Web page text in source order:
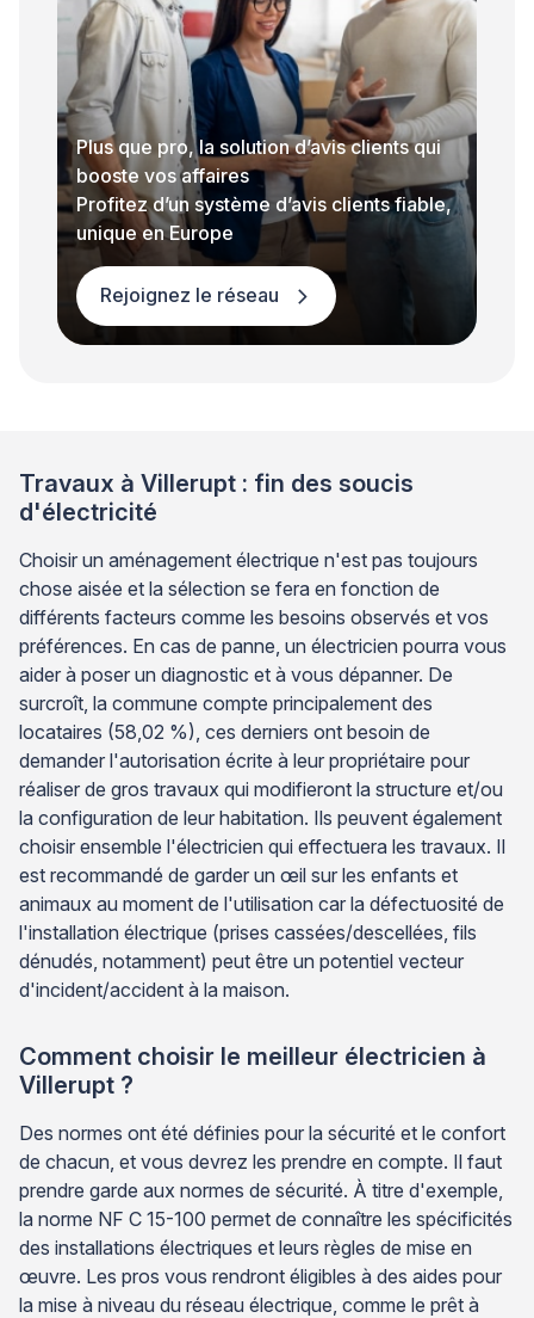
Plus que pro, la solution d’avis clients qui
booste vos affaires
Profitez d’un système d’avis clients fiable,
unique en Europe
Rejoignez le réseau
Travaux à Villerupt : fin des soucis
d'électricité
Choisir un aménagement électrique n'est pas toujours
chose aisée et la sélection se fera en fonction de
différents facteurs comme les besoins observés et vos
préférences. En cas de panne, un électricien pourra vous
aider à poser un diagnostic et à vous dépanner. De
surcroît, la commune compte principalement des
locataires (58,02 %), ces derniers ont besoin de
demander l'autorisation écrite à leur propriétaire pour
réaliser de gros travaux qui modifieront la structure et/ou
la configuration de leur habitation. Ils peuvent également
choisir ensemble l'électricien qui effectuera les travaux. Il
est recommandé de garder un œil sur les enfants et
animaux au moment de l'utilisation car la défectuosité de
l'installation électrique (prises cassées/descellées, fils
dénudés, notamment) peut être un potentiel vecteur
d'incident/accident à la maison.
Comment choisir le meilleur électricien à
Villerupt ?
Des normes ont été définies pour la sécurité et le confort
de chacun, et vous devrez les prendre en compte. Il faut
prendre garde aux normes de sécurité. À titre d'exemple,
la norme NF C 15-100 permet de connaître les spécificités
des installations électriques et leurs règles de mise en
œuvre. Les pros vous rendront éligibles à des aides pour
la mise à niveau du réseau électrique, comme le prêt à